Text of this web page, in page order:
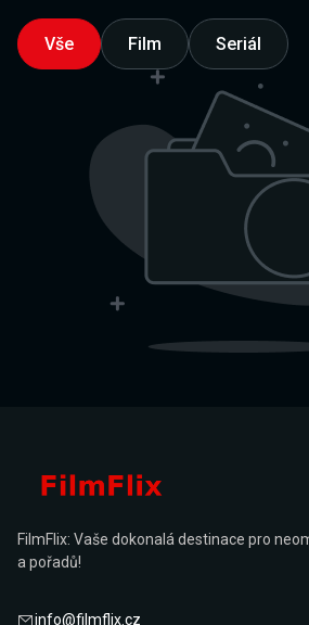
Vše Film Seriál
FilmFlix: Vaše dokonalá destinace pro
a pořadů!
info@filmflix.cz